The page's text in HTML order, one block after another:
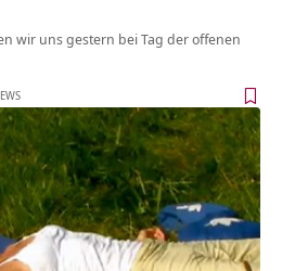
wir uns gestern bei Tag der offenen